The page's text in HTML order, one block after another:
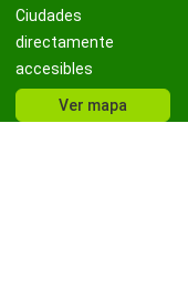
Ciudades
directamente
accesibles
Ver mapa